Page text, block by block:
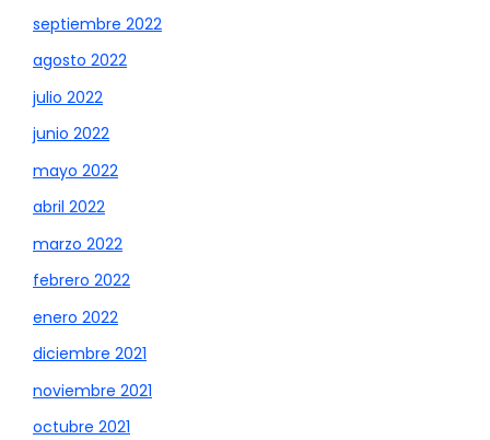
septiembre 2022
agosto 2022
julio 2022
junio 2022
mayo 2022
abril 2022
marzo 2022
febrero 2022
enero 2022
diciembre 2021
noviembre 2021
octubre 2021